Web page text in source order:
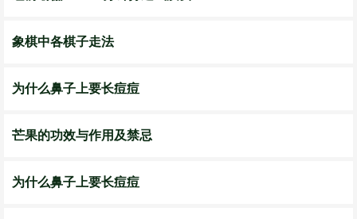
象棋中各棋子走法
为什么鼻子上要长痘痘
芒果的功效与作用及禁忌
为什么鼻子上要长痘痘